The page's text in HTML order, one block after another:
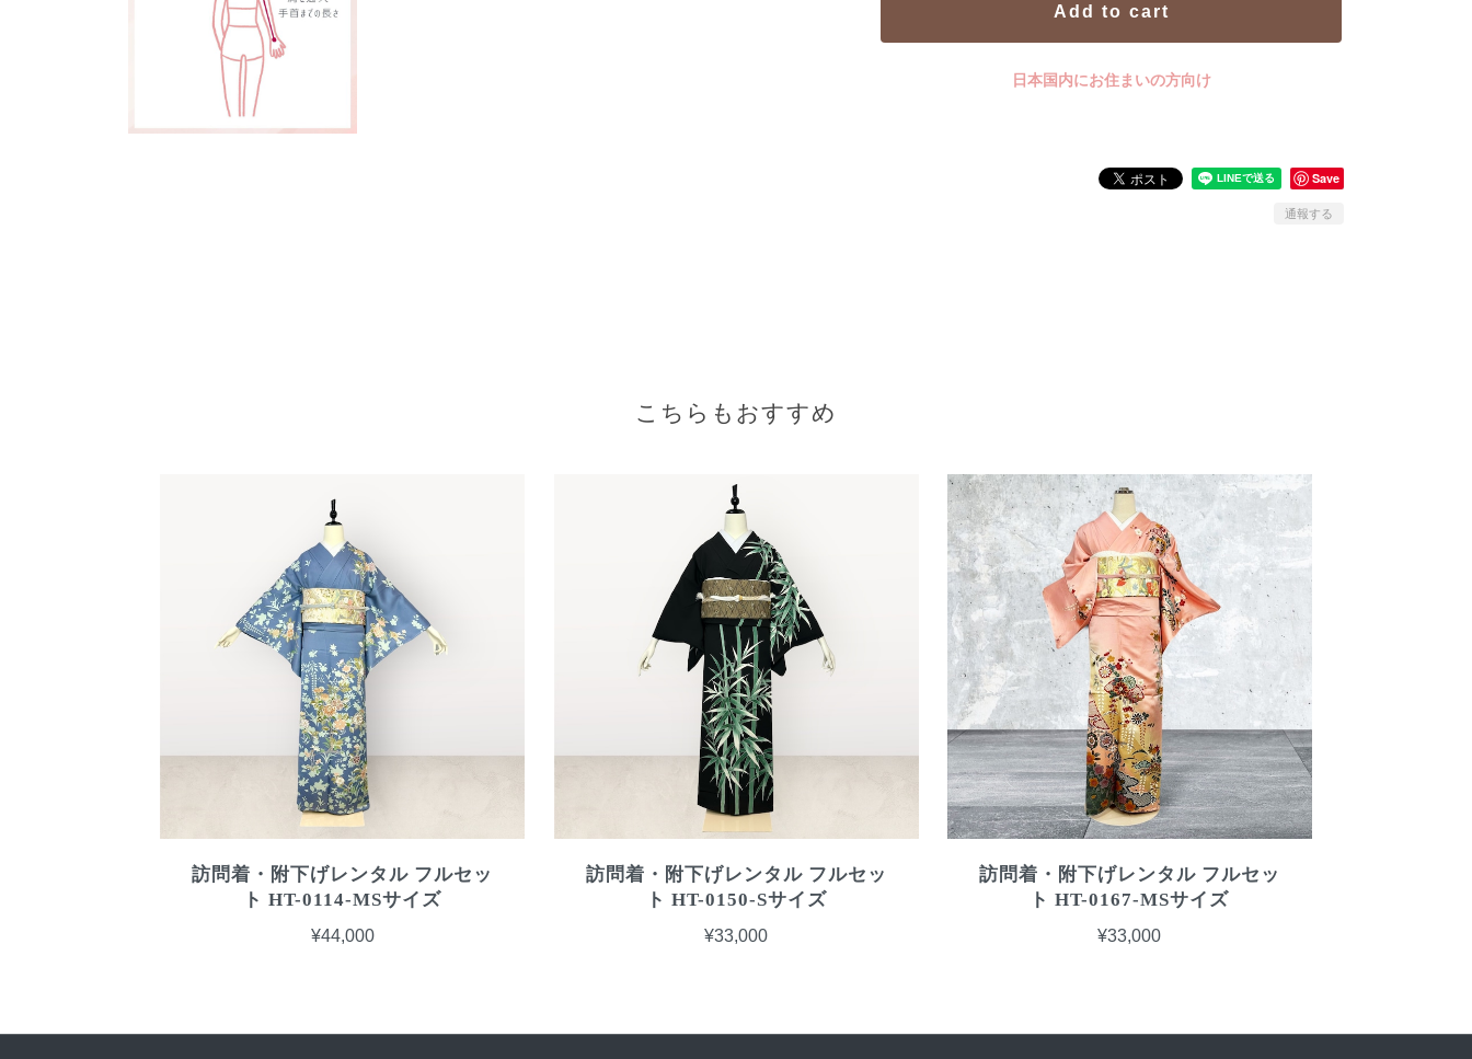
Add to cart
日本国内にお住まいの方向け
Save
通報する
こちらもおすすめ
訪問着・附下げレンタル フルセッ
ト HT-0114-MSサイズ
¥44,000
訪問着・附下げレンタル フルセッ
ト HT-0150-Sサイズ
¥33,000
訪問着・附下げレンタル フルセッ
ト HT-0167-MSサイズ
¥33,000